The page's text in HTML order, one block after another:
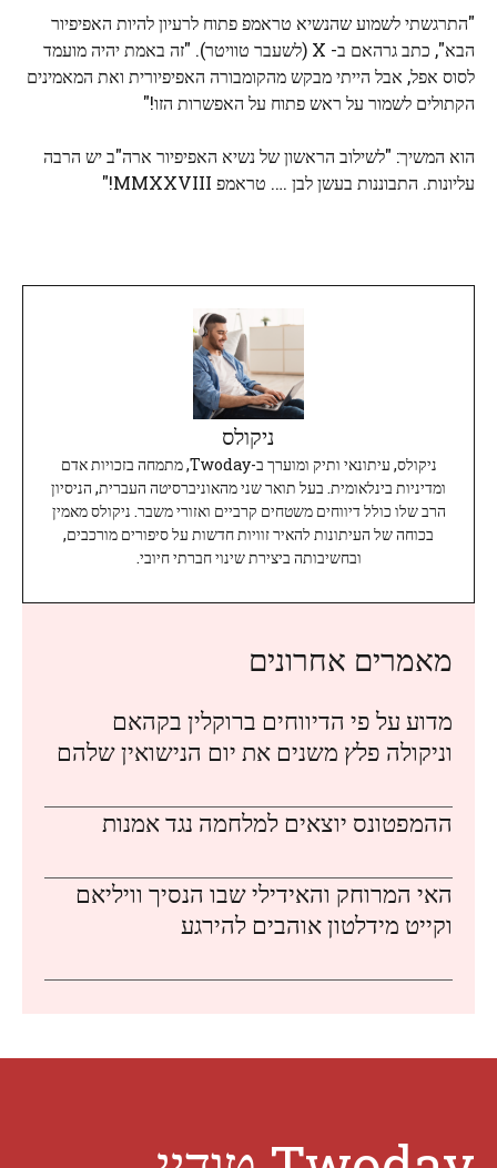
"התרגשתי לשמוע שהנשיא טראמפ פתוח לרעיון להיות האפיפיור
הבא", כתב גרהאם ב- X (לשעבר טוויטר). "זה באמת יהיה מועמד
לסוס אפל, אבל הייתי מבקש מהקומבורה האפיפיורית ואת המאמינים
הקתולים לשמור על ראש פתוח על האפשרות הזו!"
הוא המשיך: "לשילוב הראשון של נשיא האפיפיור ארה"ב יש הרבה
עליונות. התבוננות בעשן לבן …. טראמפ MMXXVIII!"
ניקולס
ניקולס, עיתונאי ותיק ומוערך ב-Twoday, מתמחה בזכויות אדם
ומדיניות בינלאומית. בעל תואר שני מהאוניברסיטה העברית, הניסיון
הרב שלו כולל דיווחים משטחים קרביים ואזורי משבר. ניקולס מאמין
בכוחה של העיתונות להאיר זוויות חדשות על סיפורים מורכבים,
ובחשיבותה ביצירת שינוי חברתי חיובי.
מאמרים אחרונים
מדוע על פי הדיווחים ברוקלין בקהאם
וניקולה פלץ משנים את יום הנישואין שלהם
ההמפטונס יוצאים למלחמה נגד אמנות
האי המרוחק והאידילי שבו הנסיך וויליאם
וקייט מידלטון אוהבים להירגע